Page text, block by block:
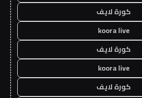
كورة لايف
koora live
كورة لايف
koora live
كورة لايف